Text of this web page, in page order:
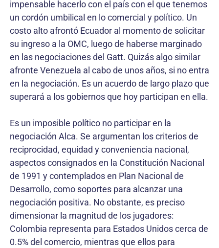
impensable hacerlo con el país con el que tenemos
un cordón umbilical en lo comercial y político. Un
costo alto afrontó Ecuador al momento de solicitar
su ingreso a la OMC, luego de haberse marginado
en las negociaciones del Gatt. Quizás algo similar
afronte Venezuela al cabo de unos años, si no entra
en la negociación. Es un acuerdo de largo plazo que
superará a los gobiernos que hoy participan en ella.
Es un imposible político no participar en la
negociación Alca. Se argumentan los criterios de
reciprocidad, equidad y conveniencia nacional,
aspectos consignados en la Constitución Nacional
de 1991 y contemplados en Plan Nacional de
Desarrollo, como soportes para alcanzar una
negociación positiva. No obstante, es preciso
dimensionar la magnitud de los jugadores:
Colombia representa para Estados Unidos cerca de
0.5% del comercio, mientras que ellos para